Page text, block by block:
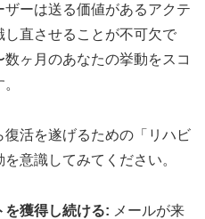
ーは送る価値があるアクテ
し直させることが不可欠で
ヶ月のあなたの挙動をスコ
活を遂げるための「リハビ
意識してみてください。
を獲得し続ける: メールが来